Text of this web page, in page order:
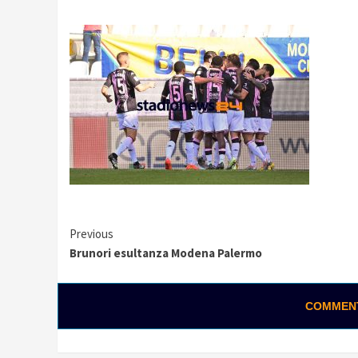
Continue
Previous
Brunori esultanza Modena Palermo